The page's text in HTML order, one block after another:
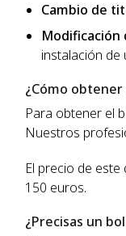
Cambio de
Modificación
instalación de
¿Cómo
Para obtener el
Nuestros
El precio de
150 euros.
¿Precisas un